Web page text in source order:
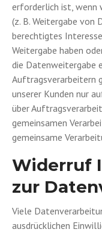
erforderlich ist, wenn
(z. B. Weitergabe von
berechtigtes
Weitergabe haben
die Datenweitergabe
Auftragsverarbeitern
unserer Kunden nur
über
gemeinsamen
gemeinsame
Widerruf
zur
Viele
ausdrücklichen